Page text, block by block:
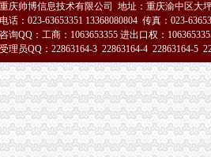
（浪高国际广场（亮阁））、渝中区
话价格-重庆营业执照代办-重庆注册公司-
四层商业用房拍卖公告_新浪重庆今荣_
账公司,泰州会计代账,泰州优正会
资仅几百|增值税|会计|发票_新浪新闻
理记账,昆山代理做账,花桥代
肥财务代账公司,合肥工商代理注册,
代账报税|合肥代账公司电话0551-
重庆帅博信息技术有限公司 地址：重庆渝中区大
电话：023-63653351 13368080804 传真：023-
咨询QQ：工商：1063653355 进出口权：
受理员QQ：22863164-3 22863164-4 22863164-5